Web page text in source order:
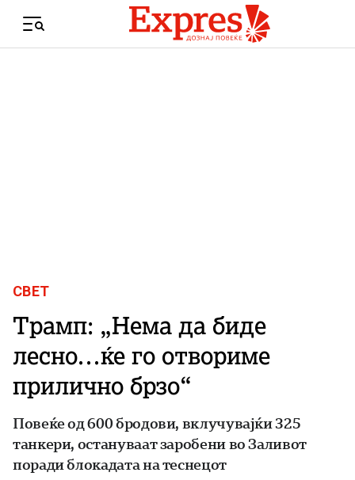
Menu
СВЕТ
Трамп: „Нема да биде
лесно…ќе го отвориме
прилично брзо“
Повеќе од 600 бродови, вклучувајќи 325
танкери, остануваат заробени во Заливот
поради блокадата на теснецот